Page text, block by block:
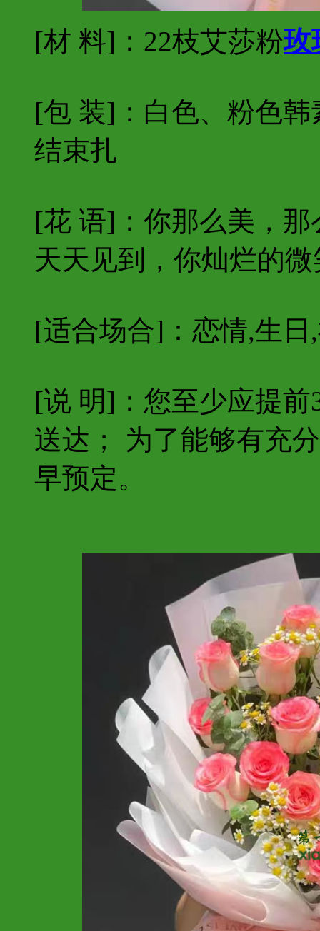
[材 料]：22枝艾莎粉玫
[包 装]：白色、粉色
结束扎
[花 语]：你那么美，
天天见到，你灿烂的微
[适合场合]：恋情,生日
[说 明]：您至少应提
送达； 为了能够有充
早预定。